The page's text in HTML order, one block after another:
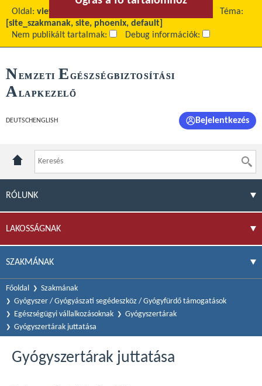
Oldal: view
Téma:
[site_szakmanak, site, phoenix, default]
Nem publikált tartalmak:
Debug információk:
NEMZETI E GÉSZSÉGBIZTOSÍTÁSI
ALAPKEZELŐ
DEUTSCH ENGLISH Bejelentkezés
RÓLUNK
LAKOSSÁGNAK
SZAKMÁNAK
Főoldal
Szakmának
Gyógyszer / Gyógyászati segédeszköz / Gyógyfürdő támogatások
Egészségügyi vállalkozásoknak
Gyógyszertárak
Gyógyszertárak juttatása
Gyógyszertárak juttatása